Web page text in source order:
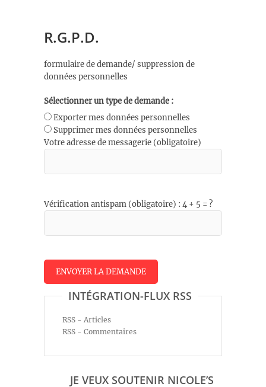
R.G.P.D.
formulaire de demande/ suppression de
données personnelles
Sélectionner un type de demande :
Exporter mes données personnelles
Supprimer mes données personnelles
Votre adresse de messagerie (obligatoire)
Vérification antispam (obligatoire) : 4 + 5 = ?
INTÉGRATION-FLUX RSS
RSS - Articles
RSS - Commentaires
JE VEUX SOUTENIR NICOLE’S